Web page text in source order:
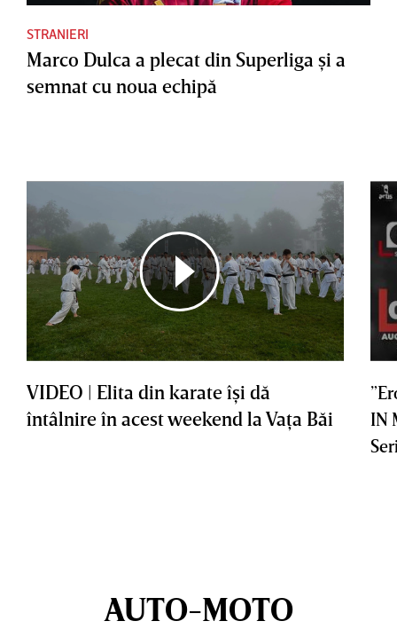
STRANIERI
Marco Dulca a plecat din Superliga şi a
semnat cu noua echipă
VIDEO | Elita din karate îşi dă
întâlnire în acest weekend la Vaţa Băi
IN
AUTO-MOTO